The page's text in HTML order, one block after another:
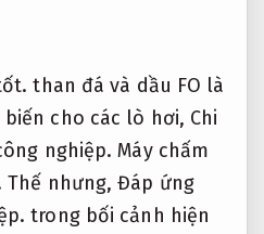
than đá và dầu FO là
cho các lò hơi, Chi
nghiệp.Máy chấm
Thế nhưng,Đáp ứng
trong bối cảnh hiện